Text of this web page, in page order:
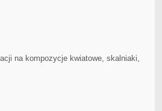
na kompozycje kwiatowe, skalniaki,